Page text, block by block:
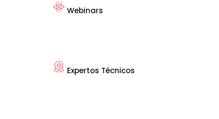
Webinars
Expertos Técnicos